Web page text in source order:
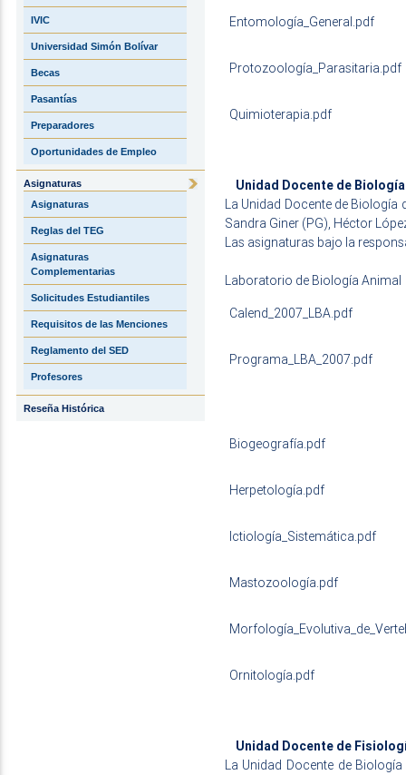
IVIC
Universidad Simón Bolívar
Becas
Pasantías
Preparadores
Oportunidades de Empleo
Asignaturas
Asignaturas
Reglas del TEG
Asignaturas
Complementarias
Solicitudes Estudiantiles
Requisitos de las Menciones
Reglamento del SED
Profesores
Reseña Histórica
Entomología_General.pdf
Protozoología_Parasitaria.pdf
Quimioterapia.pdf
Unidad Docente de
La Unidad Docente de
Sandra Giner (PG), Héctor
Las asignaturas bajo la
Laboratorio de Biología Animal
Calend_2007_LBA.pdf
Programa_LBA_2007.pdf
Biogeografía.pdf
Herpetología.pdf
Ictiología_Sistemática.pdf
Mastozoología.pdf
Ornitología.pdf
Unidad Docente de
La Unidad Docente de